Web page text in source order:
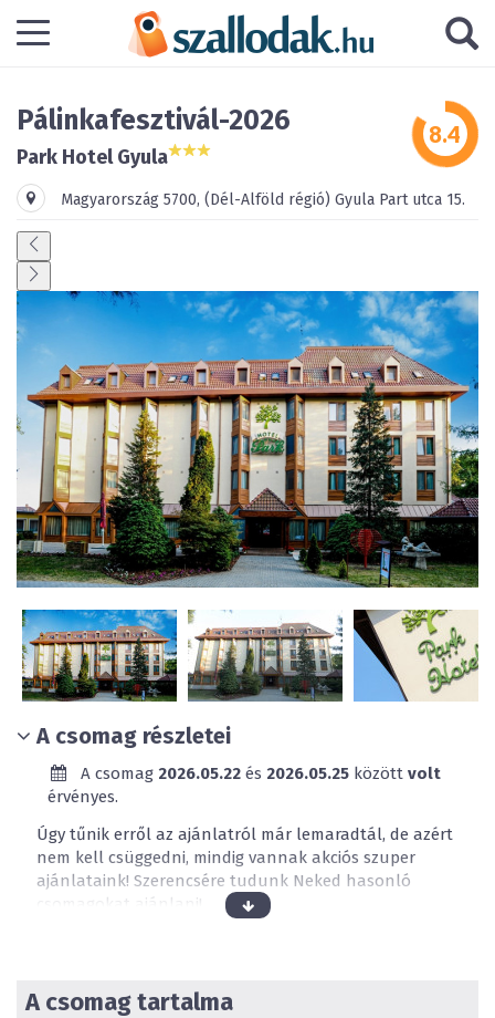
Pálinkafesztivál-2026
Park Hotel Gyula
Magyarország 5700, (Dél-Alföld régió) Gyula Part utca 15.
A csomag részletei
A csomag 2026.05.22 és 2026.05.25 között volt
érvényes.
Úgy tűnik erről az ajánlatról már lemaradtál, de azért
nem kell csüggedni, mindig vannak akciós szuper
ajánlataink! Szerencsére tudunk Neked hasonló
csomagokat ajánlani!
A csomag tartalma